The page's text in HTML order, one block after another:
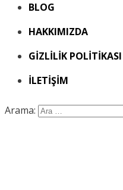
BLOG
HAKKIMIZDA
GIZLILIK POLITIKASI
İLETIŞIM
Arama: